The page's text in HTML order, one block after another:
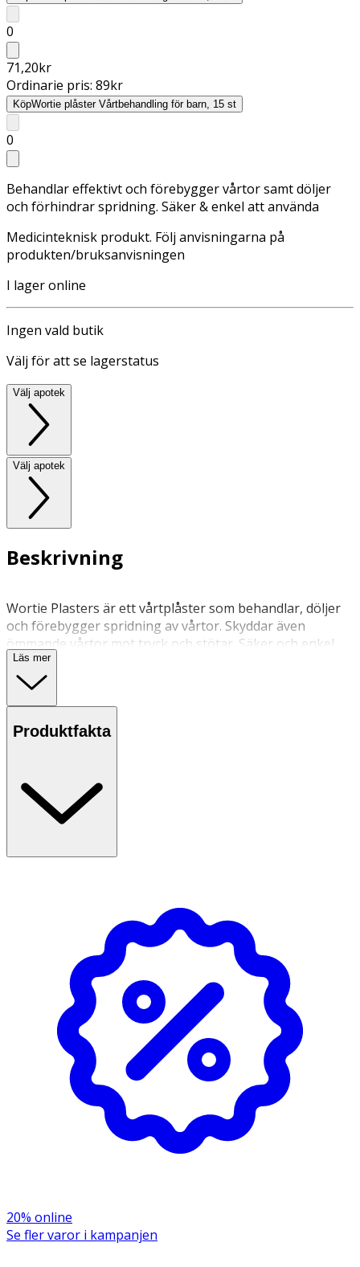
0
71,20kr
Ordinarie pris: 89kr
KöpWortie plåster Vårtbehandling för barn, 15 st
0
Behandlar effektivt och förebygger vårtor samt döljer
och förhindrar spridning. Säker & enkel att använda
Medicinteknisk produkt. Följ anvisningarna på
produkten/bruksanvisningen
I lager online
Ingen vald butik
Välj för att se lagerstatus
Välj apotek
Välj apotek
Beskrivning
Wortie Plasters är ett vårtplåster som behandlar, döljer
och förebygger spridning av vårtor. Skyddar även
ömmande vårtor mot tryck och stötar. Säker och enkel
att använda.
• Plåstret används 8-12 timmar per dag i 7-14 dagar.
• Passar för handvårtor och fotvårtor.
Innehåll
Plåster med 100% bomull och 40% salicylsyra.
Läs mer
Produktfakta
20% online
Se fler varor i kampanjen